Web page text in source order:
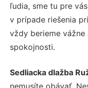
ľudia, sme tu pre
v prípade riešenia
vždy berieme vážne
spokojnosti.
Sedliacka dlažba
nemusíte obávať.